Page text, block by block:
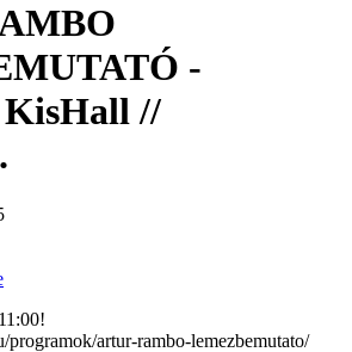
-
//
artur-rambo-lemezbemutato/